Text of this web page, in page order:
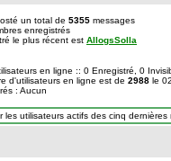
un total de 5355 messages
enregistrés
le plus récent est AllogsSolla
en ligne :: 0 Enregistré, 0
d'utilisateurs en ligne est de 2988 le
: Aucun
utilisateurs actifs des cinq dernières